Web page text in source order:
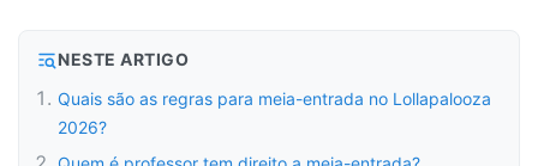
NESTE ARTIGO
Quais são as regras para meia-entrada no Lollapalooza
2026?